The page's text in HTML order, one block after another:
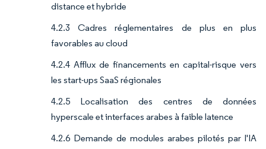
distance et hybride
4.2.3 Cadres réglementaires de plus en plus
favorables au cloud
4.2.4 Afflux de financements en capital-risque vers
les start-ups SaaS régionales
4.2.5 Localisation des centres de données
hyperscale et interfaces arabes à faible latence
4.2.6 Demande de modules arabes pilotés par l'IA